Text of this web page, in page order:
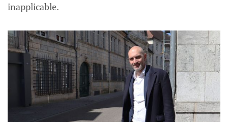
inapplicable.